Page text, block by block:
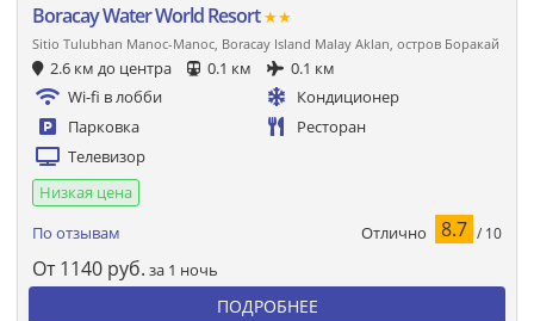
Boracay Water World Resort★★
Sitio Tulubhan Manoc-Manoc, Boracay Island Malay Aklan, остров Боракай
2.6 км до центра 0.1 км
0.1 км
Wi-fi в лобби
Кондиционер
Парковка
Ресторан
Телевизор
Низкая цена
По отзывам
Отлично 8.7 / 10
От 1140 руб. за 1 ночь
ПОДРОБНЕЕ